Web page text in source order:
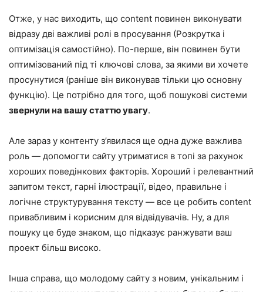
Отже, у нас виходить, що content повинен виконувати
відразу дві важливі ролі в просування (Розкрутка і
оптимізація самостійно). По-перше, він повинен бути
оптимізований під ті ключові слова, за якими ви хочете
просунутися (раніше він виконував тільки цю основну
функцію). Це потрібно для того, щоб пошукові системи
звернули на вашу статтю увагу.
Але зараз у контенту з’явилася ще одна дуже важлива
роль — допомогти сайту утриматися в топі за рахунок
хороших поведінкових факторів. Хороший і релевантний
запитом текст, гарні ілюстрації, відео, правильне і
логічне структурування тексту — все це робить content
привабливим і корисним для відвідувачів. Ну, а для
пошуку це буде знаком, що підказує ранжувати ваш
проект більш високо.
Інша справа, що молодому сайту з новим, унікальним і